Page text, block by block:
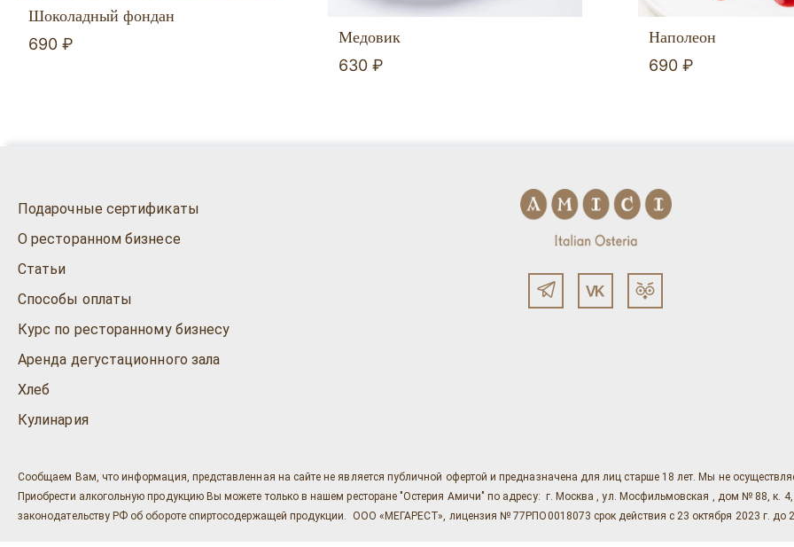
Шоколадный фондан
690 ₽ Медовик
630 ₽
Наполеон
690 ₽
Подарочные сертификаты
О ресторанном бизнесе
Статьи
Способы оплаты
Курс по ресторанному бизнесу
Аренда дегустационного зала
Хлеб
Кулинария
Сообщаем Вам, что информация, представленная на сайте не является публичной офертой и предназначена для лиц старше 18 лет. Мы не
Приобрести алкогольную продукцию Вы можете только в нашем ресторане "Остерия Амичи" по адресу: г. Москва , ул. Мосфильмовская , дом № 88, к.
законодательству РФ об обороте спиртосодержащей продукции. ООО «МЕГАРЕСТ», лицензия № 77РПО0018073 срок действия с 23 октября 2023 г. до